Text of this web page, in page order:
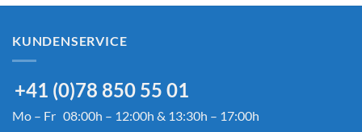
KUNDENSERVICE
+41 (0)78 850 55 01
Mo – Fr 08:00h – 12:00h & 13:30h – 17:00h